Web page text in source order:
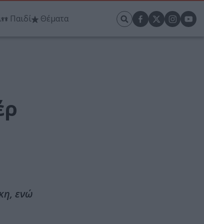
Παιδί Θέματα
ενώ